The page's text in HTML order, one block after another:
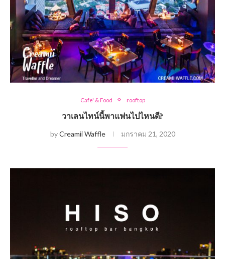
Cafe' & Food rooftop
วาเลนไทน์นี้พาแฟนไปไหนดี?
byCreamii Waffle มกราคม 21, 2020